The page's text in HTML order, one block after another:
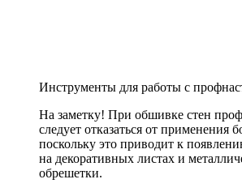
Инструменты для работы с
На заметку! При обшивке стен
следует отказаться от применения
поскольку это приводит к
на декоративных листах и
обрешетки.